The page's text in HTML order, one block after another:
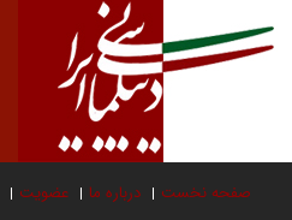
صفحه نخست درباره ما عضویت